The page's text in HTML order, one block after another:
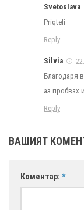
Svetoslava
Priqteli
Reply
Silvia
Благодаря
аз пробвах
Reply
ВАШИЯТ
Коментар: *